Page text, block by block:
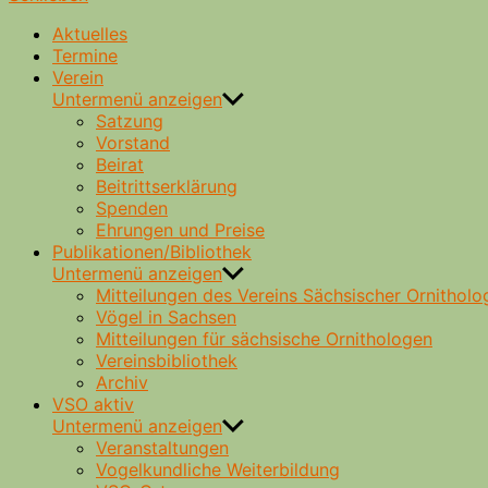
Aktuelles
Termine
Verein
Untermenü anzeigen
Satzung
Vorstand
Beirat
Beitrittserklärung
Spenden
Ehrungen und Preise
Publikationen/Bibliothek
Untermenü anzeigen
Mitteilungen des Vereins Sächsischer
Vögel in Sachsen
Mitteilungen für sächsische Ornithologen
Vereinsbibliothek
Archiv
VSO aktiv
Untermenü anzeigen
Veranstaltungen
Vogelkundliche Weiterbildung